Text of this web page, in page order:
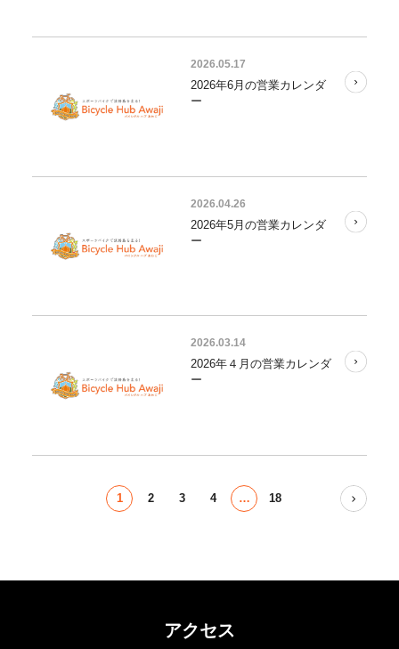
2026.05.17
2026年6月の営業カレンダ
ー
2026.04.26
2026年5月の営業カレンダ
ー
2026.03.14
2026年４月の営業カレンダ
ー
1 2 3 4 … 18
アクセス